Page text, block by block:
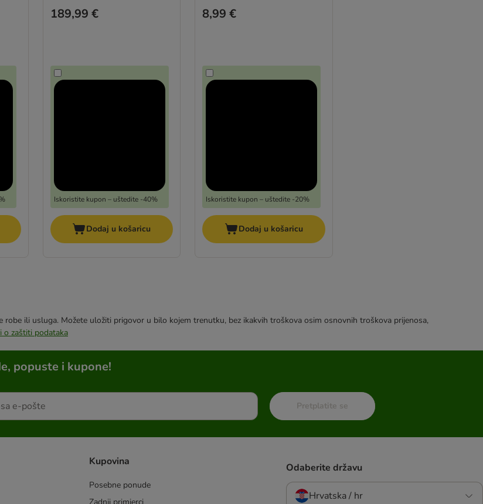
189,99 €
Iskoristite kupon – uštedite -40%
Dodaj u košaricu
8,99 €
Iskoristite kupon – uštedite -20%
Dodaj u košaricu
ili usluga. Možete uložiti prigovor u bilo kojem trenutku, bez ikakvih troškova osim osnovnih troškova prijenosa,
o zaštiti podataka
popuste i kupone!
Pretplatite se
Kupovina
Posebne ponude
Odaberite državu
Hrvatska / hr